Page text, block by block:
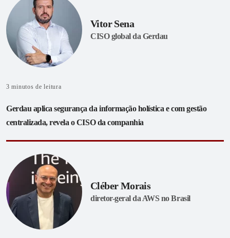
Vitor Sena
CISO global da Gerdau
3 minutos de leitura
Gerdau aplica segurança da informação holística e com gestão
centralizada, revela o CISO da companhia
Cléber Morais
diretor-geral da AWS no Brasil